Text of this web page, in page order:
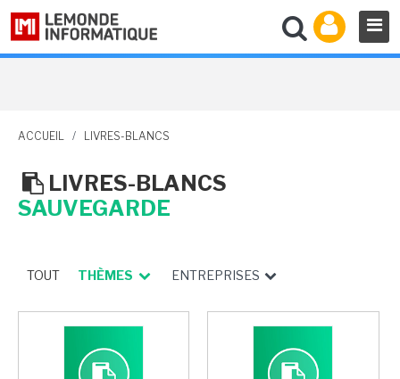
ACCUEIL / LIVRES-BLANCS
LIVRES-BLANCS
SAUVEGARDE
TOUT THÈMES ENTREPRISES